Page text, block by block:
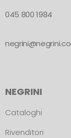
045 800 1984
NEGRINI
Cataloghi
Rivenditori